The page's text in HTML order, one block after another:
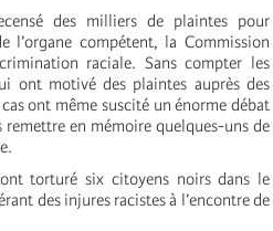
des milliers de plaintes pour
l’organe compétent, la Commission
raciale. Sans compter les
ont motivé des plaintes auprès des
ont même suscité un énorme débat
remettre en mémoire quelques-uns de
torturé six citoyens noirs dans le
des injures racistes à l’encontre de